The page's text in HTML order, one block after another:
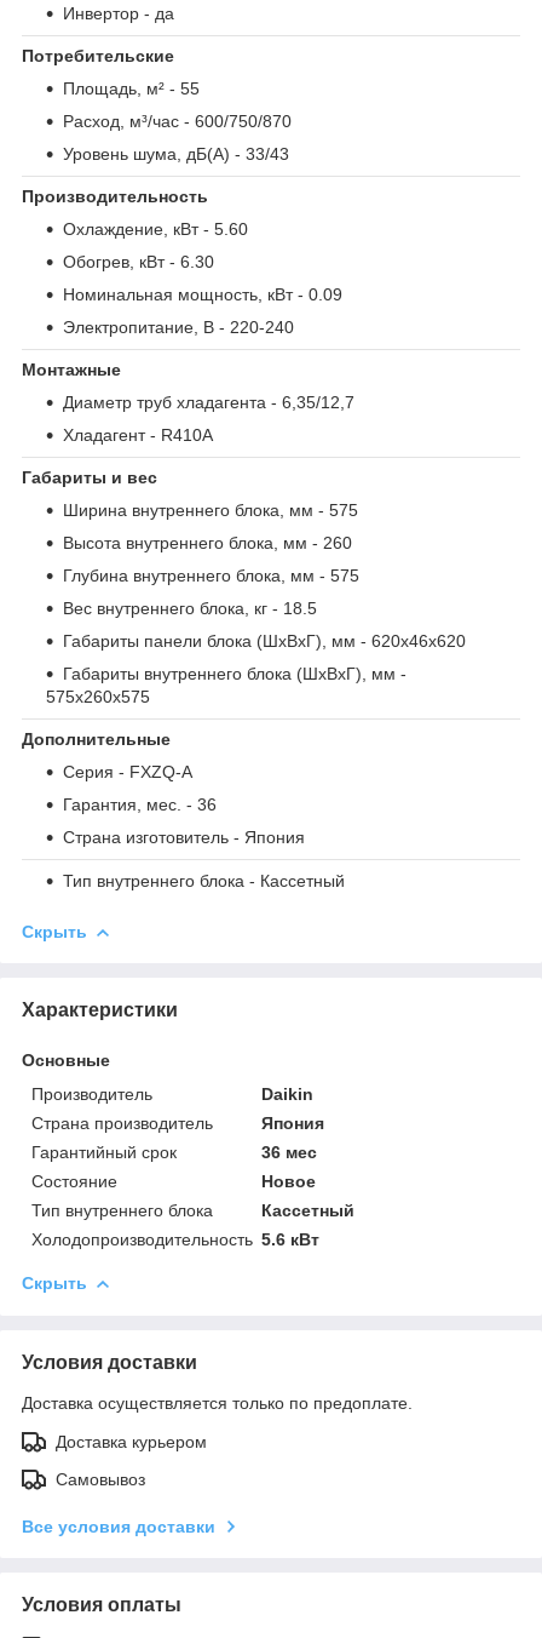
Инвертор - да
Потребительские
Площадь, м² - 55
Расход, м³/час - 600/750/870
Уровень шума, дБ(А) - 33/43
Производительность
Охлаждение, кВт- 5.60
Обогрев, кВт- 6.30
Номинальная мощность, кВт- 0.09
Электропитание, В - 220-240
Монтажные
Диаметр труб хладагента - 6,35/12,7
Хладагент- R410A
Габариты и вес
Ширина внутреннего блока, мм - 575
Высота внутреннего блока, мм - 260
Глубина внутреннего блока, мм - 575
Вес внутреннего блока, кг - 18.5
Габариты панели блока (ШxВxГ), мм - 620x46x620
Габариты внутреннего блока (ШxВxГ), мм -
575х260х575
Дополнительные
Серия - FXZQ-A
Гарантия, мес. - 36
Страна изготовитель - Япония
Тип внутреннего блока - Кассетный
Скрыть
Характеристики
Основные
Производитель
Daikin
Страна производитель
Япония
Гарантийный срок
36 мес
Состояние
Новое
Тип внутреннего блока
Кассетный
Холодопроизводительность 5.6 кВт
Скрыть
Условия доставки
Доставка осуществляется только по предоплате.
Доставка курьером
Самовывоз
Все условия доставки
Условия оплаты